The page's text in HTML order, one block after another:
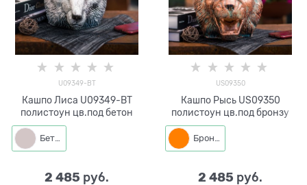
U09349-BT
Кашпо Лиса U09349-BT
полистоун цв.под бетон
Бетон
2 485 руб.
US09350
Кашпо Рысь US09350
полистоун цв.под бронзу
Бронза
2 485 руб.